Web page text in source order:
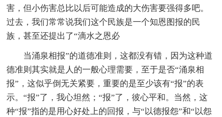
害，但小伤害总比以后可能造成的大伤害要强得多吧。
过去，我们常常说我们这个民族是一个知恩图报的民
族，甚至还提出了“滴水之恩必
当涌泉相报”的道德准则，这都没有错，因为这种道
德准则其实就是人的一般心理需要，至于是否“涌泉相
报”，这似乎倒无关紧要，重要的是至少该有“报”的表
示。“报”了，我心坦然；“报”了，彼心平和。当然，这
种“报”指的是用心好处上的回报，与“以德报怨”和“以怨